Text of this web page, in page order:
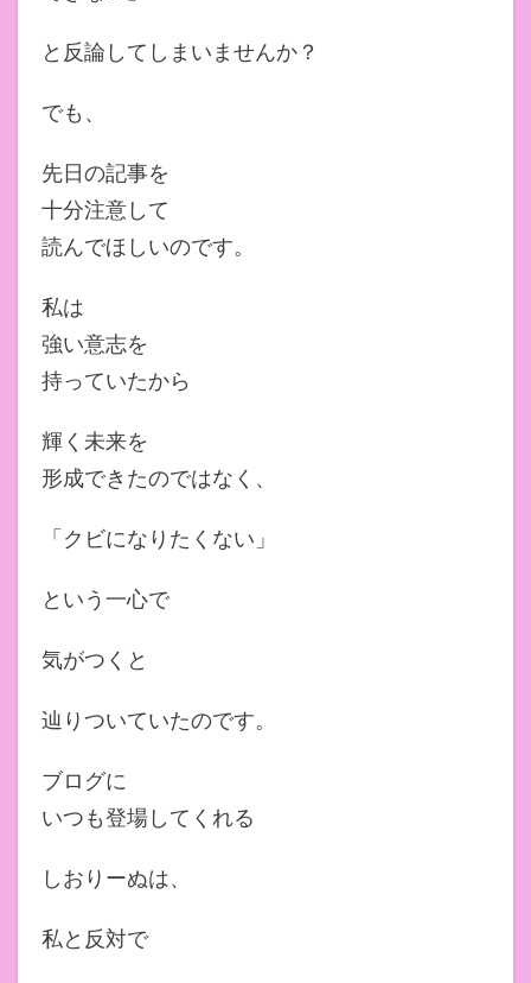
と反論してしまいませんか？
でも、
先日の記事を
十分注意して
読んでほしいのです。
私は
強い意志を
持っていたから
輝く未来を
形成できたのではなく、
「クビになりたくない」
という一心で
気がつくと
辿りついていたのです。
ブログに
いつも登場してくれる
しおりーぬは、
私と反対で